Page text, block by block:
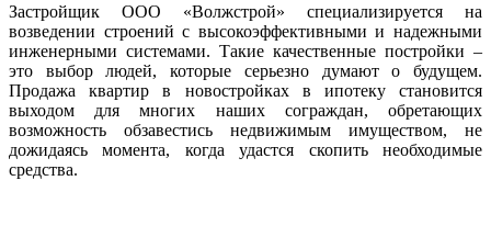
Застройщик ООО «Волжстрой» специализируется на
возведении строений с высокоэффективными и надежными
инженерными системами. Такие качественные постройки –
это выбор людей, которые серьезно думают о будущем.
Продажа квартир в новостройках в ипотеку становится
выходом для многих наших сограждан, обретающих
возможность обзавестись недвижимым имуществом, не
дожидаясь момента, когда удастся скопить необходимые
средства.